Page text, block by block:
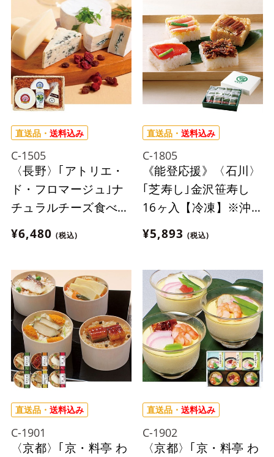
直送品・ 送料込み
C-1505
〈長野〉｢アトリエ・
ド・フロマージュ｣ナ
チュラルチーズ食べ比
べセット【冷蔵】※離
島にはお届け出来ませ
¥6,480 (税込)
直送品・ 送料込み
C-1805
《能登応援》〈石川〉
｢芝寿し｣金沢笹寿し
16ヶ入【冷凍】※沖
縄・離島にはお届け出
来ません。
¥5,893 (税込)
直送品・ 送料込み
C-1901
〈京都〉｢京・料亭 わ
直送品・ 送料込み
C-1902
〈京都〉｢京・料亭 わ